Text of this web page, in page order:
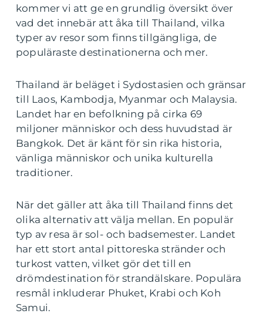
kommer vi att ge en grundlig översikt över
vad det innebär att åka till Thailand, vilka
typer av resor som finns tillgängliga, de
populäraste destinationerna och mer.
Thailand är beläget i Sydostasien och gränsar
till Laos, Kambodja, Myanmar och Malaysia.
Landet har en befolkning på cirka 69
miljoner människor och dess huvudstad är
Bangkok. Det är känt för sin rika historia,
vänliga människor och unika kulturella
traditioner.
När det gäller att åka till Thailand finns det
olika alternativ att välja mellan. En populär
typ av resa är sol- och badsemester. Landet
har ett stort antal pittoreska stränder och
turkost vatten, vilket gör det till en
drömdestination för strandälskare. Populära
resmål inkluderar Phuket, Krabi och Koh
Samui.